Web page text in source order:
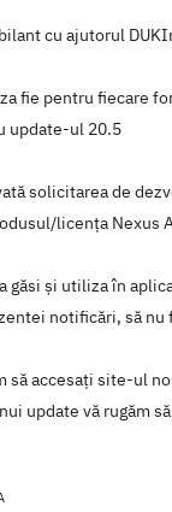
cu ajutorul
fie pentru fiecare
update-ul 20.5
solicitarea de
licenţa Nexus
şi utiliza în
notificări, să
să accesaţi site-ul
update vă rugăm